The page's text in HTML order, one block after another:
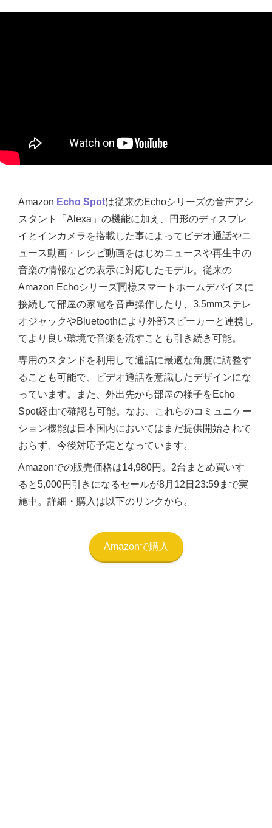
Amazon Echo Spotは従来のEchoシリーズの音声アシ
スタント「Alexa」の機能に加え、円形のディスプレ
イとインカメラを搭載した事によってビデオ通話やニ
ュース動画・レシピ動画をはじめニュースや再生中の
音楽の情報などの表示に対応したモデル。従来の
Amazon Echoシリーズ同様スマートホームデバイスに
接続して部屋の家電を音声操作したり、3.5mmステレ
オジャックやBluetoothにより外部スピーカーと連携し
てより良い環境で音楽を流すことも引き続き可能。
専用のスタンドを利用して通話に最適な角度に調整す
ることも可能で、ビデオ通話を意識したデザインにな
っています。また、外出先から部屋の様子をEcho
Spot経由で確認も可能。なお、これらのコミュニケー
ション機能は日本国内においてはまだ提供開始されて
おらず、今後対応予定となっています。
Amazonでの販売価格は14,980円。2台まとめ買いす
ると5,000円引きになるセールが8月12日23:59まで実
施中。詳細・購入は以下のリンクから。
Amazonで購入